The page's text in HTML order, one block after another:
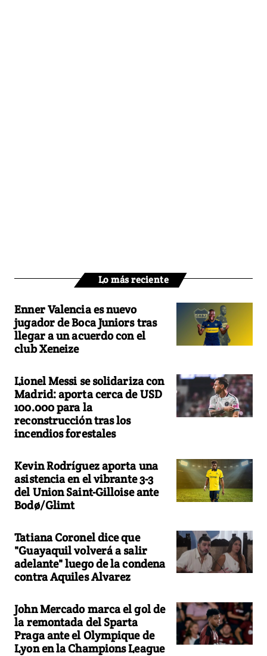
Lo más reciente
Enner Valencia es nuevo
jugador de Boca Juniors tras
llegar a un acuerdo con el
club Xeneize
Lionel Messi se solidariza con
Madrid: aporta cerca de USD
100.000 para la
reconstrucción tras los
incendios forestales
Kevin Rodríguez aporta una
asistencia en el vibrante 3-3
del Union Saint-Gilloise ante
Bodø/Glimt
Tatiana Coronel dice que
"Guayaquil volverá a salir
adelante" luego de la condena
contra Aquiles Alvarez
John Mercado marca el gol de
la remontada del Sparta
Praga ante el Olympique de
Lyon en la Champions League